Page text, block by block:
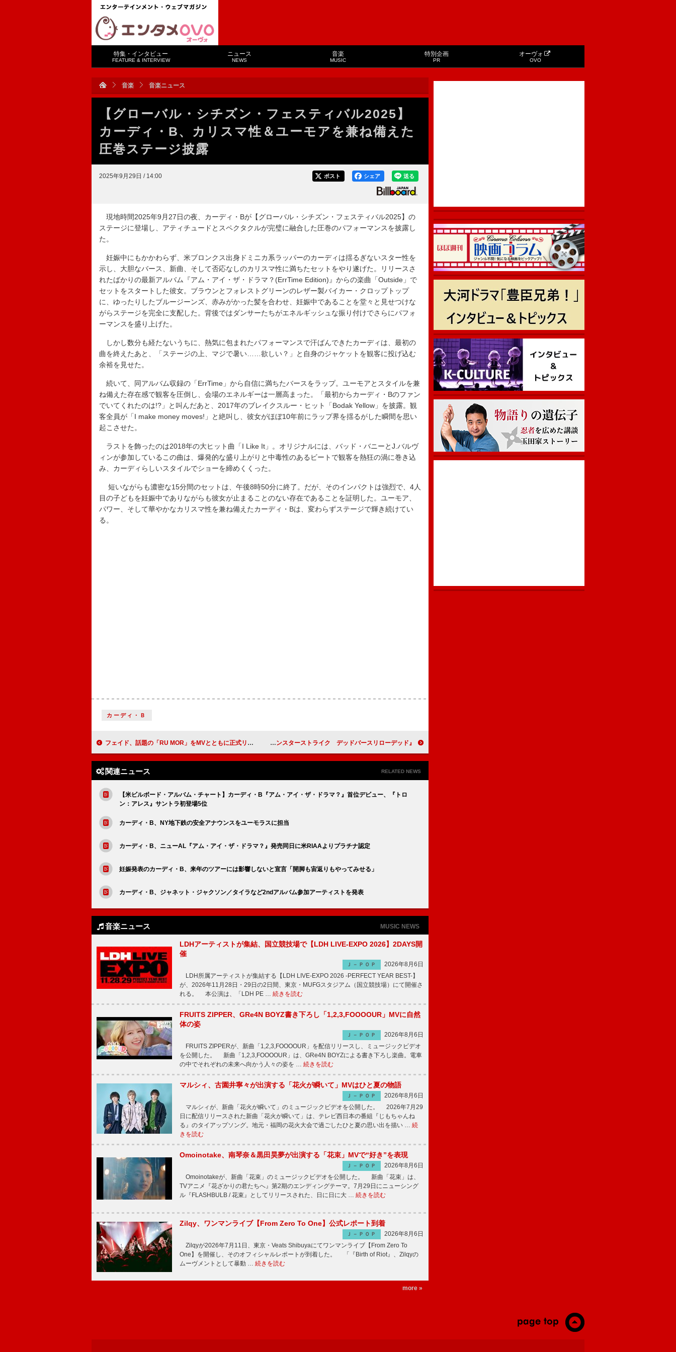
特集・インタビュー
FEATURE & INTERVIEW
ニュース
NEWS
音楽
MUSIC
特別企画
PR
オーヴォ
OVO
音楽 音楽ニュース
【グローバル・シチズン・フェスティバル2025】
カーディ・B、カリスマ性＆ユーモアを兼ね備えた
圧巻ステージ披露
2025年9月29日 / 14:00 送る
シェア
ポスト
現地時間2025年9月27日の夜、カーディ・Bが【グローバル・シチズン・フェスティバル2025】の
ステージに登場し、アティチュードとスペクタクルが完璧に融合した圧巻のパフォーマンスを披露し
た。
妊娠中にもかかわらず、米ブロンクス出身ドミニカ系ラッパーのカーディは揺るぎないスター性を
示し、大胆なバース、新曲、そして否応なしのカリスマ性に満ちたセットをやり遂げた。リリースさ
れたばかりの最新アルバム『アム・アイ・ザ・ドラマ？(ErrTime Edition)』からの楽曲「Outside」で
セットをスタートした彼女。ブラウンとフォレストグリーンのレザー製バイカー・クロップトップ
に、ゆったりしたブルージーンズ、赤みがかった髪を合わせ、妊娠中であることを堂々と見せつけな
がらステージを完全に支配した。背後ではダンサーたちがエネルギッシュな振り付けでさらにパフォ
ーマンスを盛り上げた。
しかし数分も経たないうちに、熱気に包まれたパフォーマンスで汗ばんできたカーディは、最初の
曲を終えたあと、「ステージの上、マジで暑い……欲しい？」と自身のジャケットを観客に投げ込む
余裕を見せた。
続いて、同アルバム収録の「ErrTime」から自信に満ちたバースをラップ。ユーモアとスタイルを兼
ね備えた存在感で観客を圧倒し、会場のエネルギーは一層高まった。「最初からカーディ・Bのファン
でいてくれたのは!?」と叫んだあと、2017年のブレイクスルー・ヒット「Bodak Yellow」を披露。観
客全員が「I make money moves!」と絶叫し、彼女がほぼ10年前にラップ界を揺るがした瞬間を思い
起こさせた。
ラストを飾ったのは2018年の大ヒット曲「I Like It」。オリジナルには、バッド・バニーとJ.バルヴ
ィンが参加しているこの曲は、爆発的な盛り上がりと中毒性のあるビートで観客を熱狂の渦に巻き込
み、カーディらしいスタイルでショーを締めくくった。
短いながらも濃密な15分間のセットは、午後8時50分に終了。だが、そのインパクトは強烈で、4人
目の子どもを妊娠中でありながらも彼女が止まることのない存在であることを証明した。ユーモア、
パワー、そして華やかなカリスマ性を兼ね備えたカーディ・Bは、変わらずステージで輝き続けてい
る。
カーディ・Ｂ
フェイド、話題の「RU MOR」をMVとともに正式リリース Da-iCEがOP主題歌を担当、TVアニメ『モンスターストライク デッドバースリローデッド』
関連ニュース RELATED NEWS
【米ビルボード・アルバム・チャート】カーディ・B『アム・アイ・ザ・ドラマ？』首位デビュー、『トロ
ン：アレス』サントラ初登場5位
カーディ・B、NY地下鉄の安全アナウンスをユーモラスに担当
カーディ・B、ニューAL『アム・アイ・ザ・ドラマ？』発売同日に米RIAAよりプラチナ認定
妊娠発表のカーディ・B、来年のツアーには影響しないと宣言「開脚も宙返りもやってみせる」
カーディ・B、ジャネット・ジャクソン／タイラなど2ndアルバム参加アーティストを発表
音楽ニュース MUSIC NEWS
LDHアーティストが集結、国立競技場で【LDH LIVE-EXPO 2026】2DAYS開
催
Ｊ－ＰＯＰ
2026年8月6日
LDH所属アーティストが集結する【LDH LIVE-EXPO 2026 -PERFECT YEAR BEST-】
が、2026年11月28日・29日の2日間、東京・MUFGスタジアム（国立競技場）にて開催さ
れる。 本公演は、「LDH PE … 続きを読む
FRUITS ZIPPER、GRe4N BOYZ書き下ろし「1,2,3,FOOOOUR」MVに自然
体の姿
Ｊ－ＰＯＰ
2026年8月6日
FRUITS ZIPPERが、新曲「1,2,3,FOOOOUR」を配信リリースし、ミュージックビデオ
を公開した。 新曲「1,2,3,FOOOOUR」は、GRe4N BOYZによる書き下ろし楽曲。電車
の中でそれぞれの未来へ向かう人々の姿を … 続きを読む
マルシィ、古園井寧々が出演する「花火が瞬いて」MVはひと夏の物語
Ｊ－ＰＯＰ
2026年8月6日
マルシィが、新曲「花火が瞬いて」のミュージックビデオを公開した。 2026年7月29
日に配信リリースされた新曲「花火が瞬いて」は、テレビ西日本の番組『じもちゃんね
る』のタイアップソング。地元・福岡の花火大会で過ごしたひと夏の思い出を描い … 続
きを読む
Omoinotake、南琴奈＆黒田昊夢が出演する「花束」MVで“好き”を表現
Ｊ－ＰＯＰ
2026年8月6日
Omoinotakeが、新曲「花束」のミュージックビデオを公開した。 新曲「花束」は、
TVアニメ『花ざかりの君たちへ』第2期のエンディングテーマ。7月29日にニューシング
ル『FLASHBULB / 花束』としてリリースされた、日に日に大 … 続きを読む
Zilqy、ワンマンライブ【From Zero To One】公式レポート到着
Ｊ－ＰＯＰ
2026年8月6日
Zilqyが2026年7月11日、東京・Veats Shibuyaにてワンマンライブ【From Zero To
One】を開催し、そのオフィシャルレポートが到着した。 「『Birth of Riot』、Zilqyの
ムーヴメントとして暴動 … 続きを読む
more »